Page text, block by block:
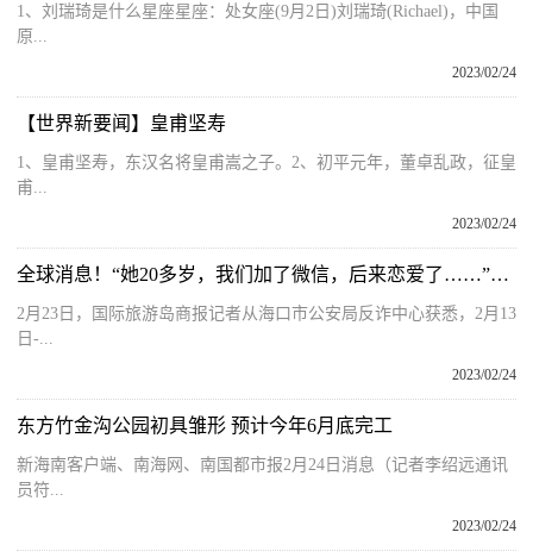
1、刘瑞琦是什么星座星座：处女座(9月2日)刘瑞琦(Richael)，中国
原...
2023/02/24
【世界新要闻】皇甫坚寿
1、皇甫坚寿，东汉名将皇甫嵩之子。2、初平元年，董卓乱政，征皇
甫...
2023/02/24
全球消息！“她20多岁，我们加了微信，后来恋爱了……”海口男子突然报警，“剧情”大反转
2月23日，国际旅游岛商报记者从海口市公安局反诈中心获悉，2月13
日-...
2023/02/24
东方竹金沟公园初具雏形 预计今年6月底完工
新海南客户端、南海网、南国都市报2月24日消息（记者李绍远通讯
员符...
2023/02/24